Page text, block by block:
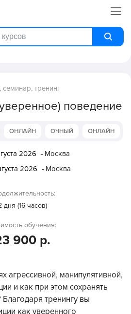
семинар, тренинг
поведение
ОНЛАЙН ОЧНЫЙ ОНЛАЙН
2026 - Москва
2026 - Москва
дня (16 часов)
обучения:
900 р.
агрессивной, манипулятивной,
и как при этом сохранять
тренингу вы
как уверенного